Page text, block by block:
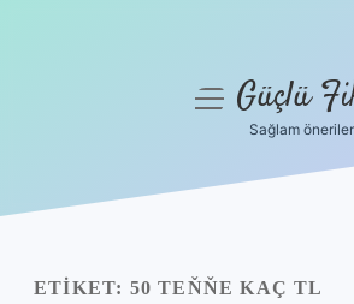
Yasal Uyarı
menüyüGüçlü
Sağlam
ETIKET: 50 TEŇŇE KAÇ TL